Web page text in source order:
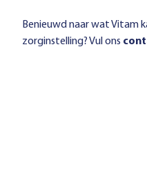
Benieuwd naar wat Vitam
zorginstelling? Vul ons